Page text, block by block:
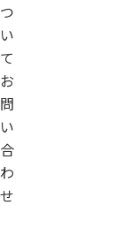
つ
い
て
お
問
い
合
わ
せ